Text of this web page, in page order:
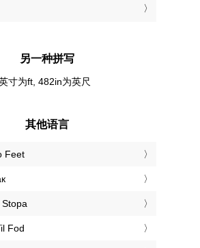
另一种拼写
寸为ft, 482in为英尺
其他语言
Feet
Fod